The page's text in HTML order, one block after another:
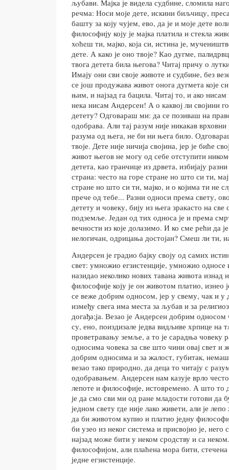
љубави. Мајка је видела судбине, сломила
речма: Носи моје дете, искини биљчицу,
башту за коју чујем, ево, да је и моје дете
философију коју је мајка платила и стекла
xoћeш ти, мајко, која си, истина је,
дете. А како је оно твоје? Као дугме,
твога детета била његова? Читај причу о
Имају они сви своје животе и судбине, без
се још продужава живот онога дугмета које
њим, и најзад га бацила. Читај то, и ако
нека нисам Андерсен! А о каквој ли својини
детету? Одговараш ми: да се позиваш на
одобрава. Али тај разум није никакав
разума од њега, не би ни њега било.
твоје. Дете није ничија својина, јер је биће
живот његов не могу од себе отступити
детета, као гранчице из дрвета, избијају
страна: често на горе стране но што си ти,
стране но што си ти, мајко, и о којима ти не
прече од тебе... Разни односи према свету,
детету и човеку, бију из њега зракасто на
подземље. Један од тих односа је и према
вечности из које долазимо. И ко сме рећи да
нелогичан, одрицања достојан? Смеш ли ти,
Андерсен је градио бајку своју од самих
свет: умножио егзистенције, умножио
назидао неколико нових тавана живота изнад
философије коју је он животом платио, изнео
се веже добрим односом, јер у свему, чак и
између свега има места за љубав и за
догађа;ја. Везао је Андерсен добрим односом
су, ено, поиздизале једва видљиве хрпице на
проветравању земље, а то је сарадња човеку
односима човека за све што чини овај свет и
добрим односима и за жалост, губитак,
везао тако природно, да деца то читају с
одобравањем. Андерсен нам казује врло
лепоте и философије, истовремено. А што то
је да смо сви ми од ране младости готови да
једном свету где није лако живети, али је
да би животом купио и платио једну
би узео из неког система и присвојио је, него
најзад може бити у неком сродству и са
философијом, али плаћена мора бити,
једне егзистенције.